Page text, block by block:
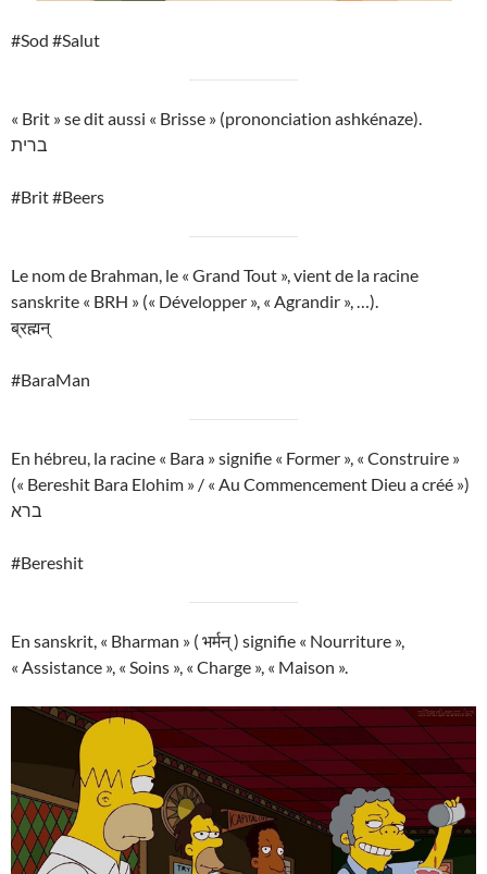
#Sod #Salut
« Brit » se dit aussi « Brisse » (prononciation ashkénaze).
ברית
#Brit #Beers
Le nom de Brahman, le « Grand Tout », vient de la racine
sanskrite « BRH » (« Développer », « Agrandir », …).
ब्रह्मन्
#BaraMan
En hébreu, la racine « Bara » signifie « Former », « Construire »
(« Bereshit Bara Elohim » / « Au Commencement Dieu a créé »)
ברא
#Bereshit
En sanskrit, « Bharman » ( भर्मन् ) signifie « Nourriture »,
« Assistance », « Soins », « Charge », « Maison ».